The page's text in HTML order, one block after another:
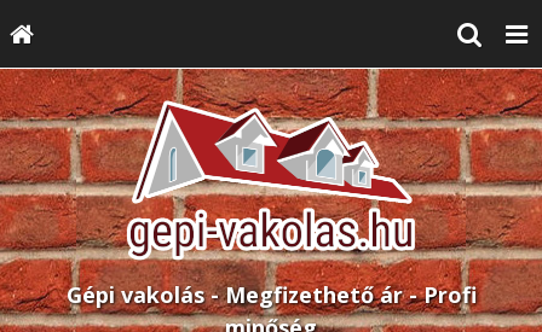
Gépi vakolás - Megfizethető ár - Profi